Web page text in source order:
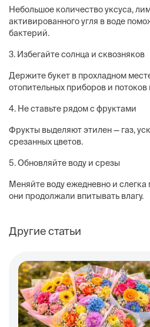
Небольшое количество уксуса,
активированного угля в воде
бактерий.
3. Избегайте солнца и сквозняков
Держите букет в прохладном
отопительных приборов и потоков
4. Не ставьте рядом с фруктами
Фрукты выделяют этилен — газ,
срезанных цветов.
5. Обновляйте воду и срезы
Меняйте воду ежедневно и слегка
они продолжали впитывать влагу.
Другие статьи